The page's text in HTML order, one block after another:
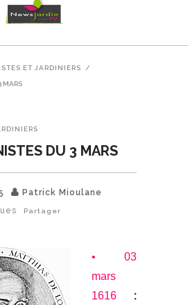
ET JARDINIERS /
MARS
DU 3 MARS
Patrick Mioulane
Partager
• 03
mars
1616 :